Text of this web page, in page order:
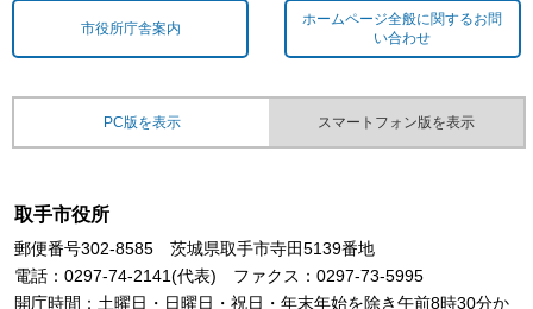
市役所庁舎案内
ホームページ全般に関するお問
い合わせ
PC版を表示 スマートフォン版を表示
取手市役所
郵便番号302-8585 茨城県取手市寺田5139番地
電話：0297-74-2141(代表) ファクス：0297-73-5995
開庁時間：土曜日・日曜日・祝日・年末年始を除き午前8時30分か